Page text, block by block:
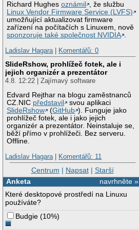
Richard Hughesoznámil
, že službu
Linux Vendor Firmware Service (LVFS)
umožňující aktualizovat firmware
zařízení na počítačích s Linuxem, nově
sponzoruje také společnost NVIDIA .
Ladislav Hagara| Komentářů: 0
SlideRshow, prohlížeč fotek, ale i
jejich organizér a prezentátor
4.8. 12:22 | Zajímavý software
Edvard Rejthar na blogu zaměstnanců
CZ.NIC představil
svou aplikaci
SlideRshow
(GitHub ). Funguje jako
prohlížeč fotek, ale i jako jejich
organizér a prezentátor. Neinstaluje se,
běží přímo v prohlížeči. Bez serveru.
Offline.
Ladislav Hagara| Komentářů: 11
Centrum | Napsat| Starší
navrhněte »
Anketa
Které desktopové prostředí na Linuxu
používáte?
Budgie (10%)